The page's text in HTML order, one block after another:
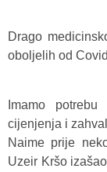
Drago
oboljelih od
Imamo
cijenjenja i
Naime prije
Uzeir Kršo